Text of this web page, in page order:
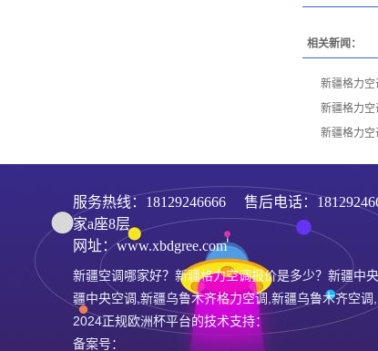
相关新闻：
新疆格力空
新疆格力
新疆格力空
服务热线： 18129246666 售后电话：
家a座8层
网址：www.xbdgree.com
新疆空调哪家好？新疆格力空调报价是多少？新疆中
疆中央空调,新疆乌鲁木齐格力空调,新疆乌鲁木齐空
2024正规欧洲杯平台的技术支持：
备案号：